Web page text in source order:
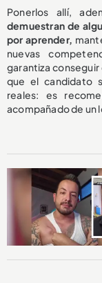
Ponerlos allí,
demuestran de
por aprender,
nuevas
garantiza
que el candidato
reales: es
acompañado de un